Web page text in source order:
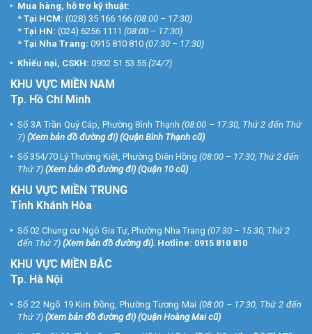
Mua hàng, hỗ trợ kỹ thuật:
* Tại HCM: (028) 35 166 166 (08:00 – 17:30)
* Tại HN: (024) 6256 1111 (08:00 – 17:30)
* Tại Nha Trang: 0915 810 810 (07:30 – 17:30)
Khiếu nại, CSKH: 0902 51 53 55 (24/7)
KHU VỰC MIỀN NAM
Tp. Hồ Chí Minh
Số 3A Trần Quý Cáp, Phường Bình Thạnh (08:00 – 17:30, Thứ 2 đến Thứ
7) (Xem bản đồ đường đi) (Quận Bình Thạnh cũ)
Số 354/70 Lý Thường Kiệt, Phường Diên Hồng (08:00 – 17:30, Thứ 2 đến
Thứ 7) (Xem bản đồ đường đi) (Quận 10 cũ)
KHU VỰC MIỀN TRUNG
Tỉnh Khánh Hòa
Số 02 Chung cư Ngô Gia Tự, Phường Nha Trang (07:30 – 15:30, Thứ 2
đến Thứ 7) (Xem bản đồ đường đi). Hotline: 0915 810 810
KHU VỰC MIỀN BẮC
Tp. Hà Nội
Số 22 Ngõ 19 Kim Đồng, Phường Tương Mai (08:00 – 17:30, Thứ 2 đến
Thứ 7) (Xem bản đồ đường đi) (Quận Hoàng Mai cũ)